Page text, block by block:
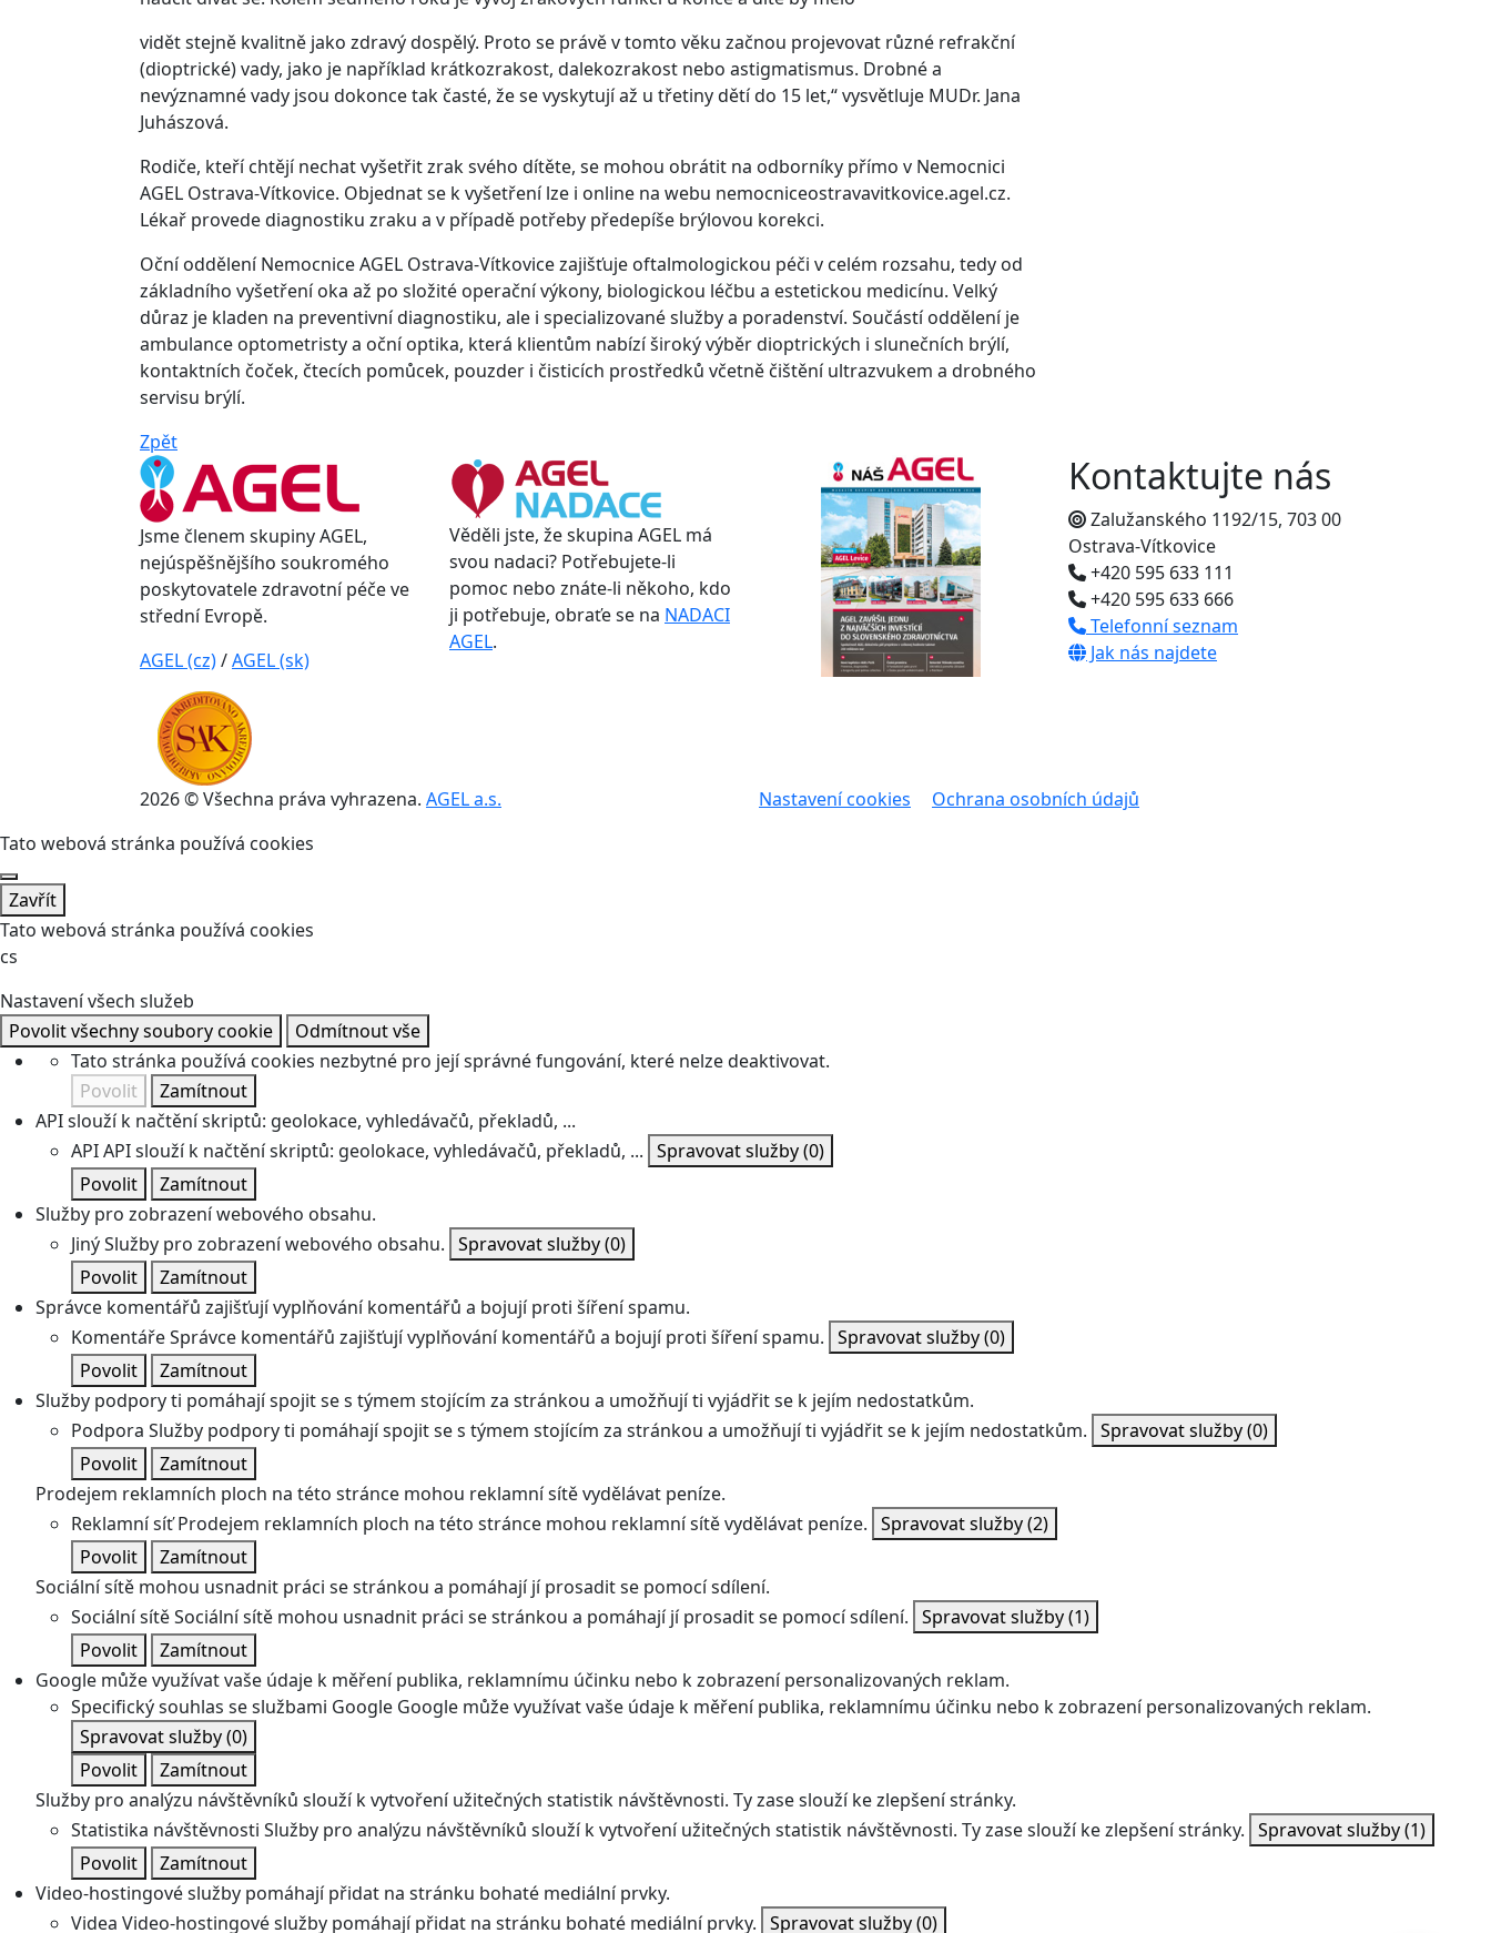
vidět stejně kvalitně jako zdravý dospělý. Proto se právě v tomto věku začnou projevovat různé refrakční
(dioptrické) vady, jako je například krátkozrakost, dalekozrakost nebo astigmatismus. Drobné a
nevýznamné vady jsou dokonce tak časté, že se vyskytují až u třetiny dětí do 15 let,“ vysvětluje MUDr. Jana
Juhászová.
Rodiče, kteří chtějí nechat vyšetřit zrak svého dítěte, se mohou obrátit na odborníky přímo v Nemocnici
AGEL Ostrava-Vítkovice. Objednat se k vyšetření lze i online na webu nemocniceostravavitkovice.agel.cz.
Lékař provede diagnostiku zraku a v případě potřeby předepíše brýlovou korekci.
Oční oddělení Nemocnice AGEL Ostrava-Vítkovice zajišťuje oftalmologickou péči v celém rozsahu, tedy od
základního vyšetření oka až po složité operační výkony, biologickou léčbu a estetickou medicínu. Velký
důraz je kladen na preventivní diagnostiku, ale i specializované služby a poradenství. Součástí oddělení je
ambulance optometristy a oční optika, která klientům nabízí široký výběr dioptrických i slunečních brýlí,
kontaktních čoček, čtecích pomůcek, pouzder i čisticích prostředků včetně čištění ultrazvukem a drobného
servisu brýlí.
Zpět
Jsme členem skupiny AGEL,
nejúspěšnějšího soukromého
poskytovatele zdravotní péče ve
střední Evropě.
AGEL (cz)/AGEL (sk)
Věděli jste, že skupina AGEL má
svou nadaci? Potřebujete-li
pomoc nebo znáte-li někoho, kdo
ji potřebuje, obraťe se na NADACI
AGEL.
Kontaktujte nás
Zalužanského 1192/15, 703 00
Ostrava-Vítkovice
+420 595 633 111
+420 595 633 666
Telefonní seznam
Jak nás najdete
2026 © Všechna práva vyhrazena. AGEL a.s. Nastavení cookies
Ochrana osobních údajů
Tato webová stránka používá cookies
Zavřít
Tato webová stránka používá cookies
cs
Nastavení všech služeb
Povolit všechny soubory cookie
Odmítnout vše
Tato stránka používá cookies nezbytné pro její správné fungování, které nelze deaktivovat.
Povolit
Zamítnout
API slouží k načtění skriptů: geolokace, vyhledávačů, překladů, ...
APIAPI slouží k načtění skriptů: geolokace, vyhledávačů, překladů, ... Spravovat služby(0)
Povolit
Zamítnout
Služby pro zobrazení webového obsahu.
JinýSlužby pro zobrazení webového obsahu. Spravovat služby(0)
Povolit
Zamítnout
Správce komentářů zajišťují vyplňování komentářů a bojují proti šíření spamu.
KomentářeSprávce komentářů zajišťují vyplňování komentářů a bojují proti šíření spamu. Spravovat služby(0)
Povolit
Zamítnout
Služby podpory ti pomáhají spojit se s týmem stojícím za stránkou a umožňují ti vyjádřit se k jejím nedostatkům.
Podpora Služby podpory ti pomáhají spojit se s týmem stojícím za stránkou a umožňují ti vyjádřit se k jejím nedostatkům. Spravovat služby(0)
Povolit
Zamítnout
Prodejem reklamních ploch na této stránce mohou reklamní sítě vydělávat peníze.
Reklamní síť Prodejem reklamních ploch na této stránce mohou reklamní sítě vydělávat peníze. Spravovat služby(2)
Povolit
Zamítnout
Sociální sítě mohou usnadnit práci se stránkou a pomáhají jí prosadit se pomocí sdílení.
Sociální sítěSociální sítě mohou usnadnit práci se stránkou a pomáhají jí prosadit se pomocí sdílení. Spravovat služby(1)
Povolit
Zamítnout
Google může využívat vaše údaje k měření publika, reklamnímu účinku nebo k zobrazení personalizovaných reklam.
Specifický souhlas se službami Google Google může využívat vaše údaje k měření publika, reklamnímu účinku nebo k zobrazení personalizovaných reklam.
Spravovat služby(0)
Povolit
Zamítnout
Služby pro analýzu návštěvníků slouží k vytvoření užitečných statistik návštěvnosti. Ty zase slouží ke zlepšení stránky.
Statistika návštěvnosti Služby pro analýzu návštěvníků slouží k vytvoření užitečných statistik návštěvnosti. Ty zase slouží ke zlepšení stránky. Spravovat služby(1)
Povolit
Zamítnout
Video-hostingové služby pomáhají přidat na stránku bohaté mediální prvky.
Videa Video-hostingové služby pomáhají přidat na stránku bohaté mediální prvky. Spravovat služby(0)